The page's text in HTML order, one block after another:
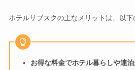
ホテルサブスクの主なメリットは、以下
お得な料金でホテル暮らしや連